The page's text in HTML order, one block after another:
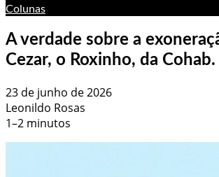
Colunas
A verdade sobre a
Cezar, o Roxinho, da Cohab.
23 de junho de 2026
Leonildo Rosas
1–2 minutos